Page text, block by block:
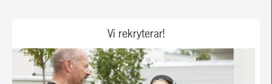
Vi rekryterar!